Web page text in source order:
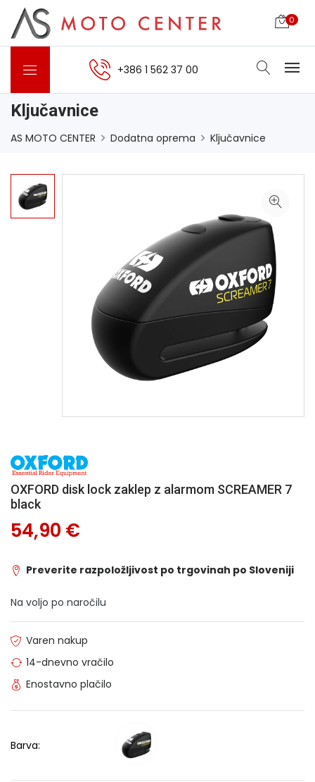
0
+386 1 562 37 00
Ključavnice
AS MOTO CENTER Dodatna oprema Ključavnice
OXFORD disk lock zaklep z alarmom SCREAMER 7
black
54,90 €
Preverite razpoložljivost po trgovinah po Sloveniji
Na voljo po naročilu
Varen nakup
14-dnevno vračilo
Enostavno plačilo
Barva: